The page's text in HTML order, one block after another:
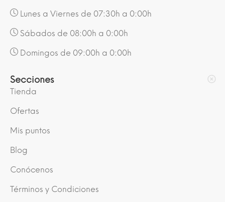
Lunes a Viernes de 07:30h a 0:00h
Sábados de 08:00h a 0:00h
Domingos de 09:00h a 0:00h
Secciones
Tienda
Ofertas
Mis puntos
Blog
Conócenos
Términos y Condiciones